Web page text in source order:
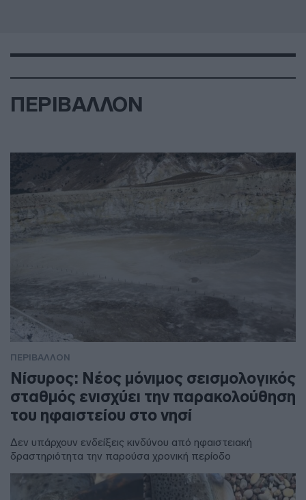
ΠΕΡΙΒΑΛΛΟΝ
ΠΕΡΙΒΑΛΛΟΝ
Νίσυρος: Νέος μόνιμος σεισμολογικός
σταθμός ενισχύει την παρακολούθηση
του ηφαιστείου στο νησί
Δεν υπάρχουν ενδείξεις κινδύνου από ηφαιστειακή
δραστηριότητα την παρούσα χρονική περίοδο